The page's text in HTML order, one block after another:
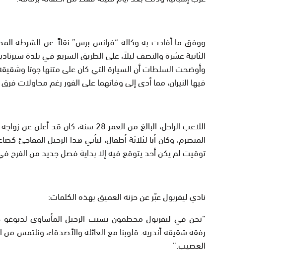
ووفق ما أفادت به وكالة “فرانس برس” نقلاً عن الشرطة
الثانية عشرة والنصف ليلاً، على الطريق السريع في بلدة
وأوضحت السلطات أن السيارة التي كان على متنها جوتا
فيها النيران، مما أدى إلى وفاتهما على الفور رغم محاولات فرق
المنصرم، وكان أبا لثلاثة أطفال، ليأتي هذا الرحيل المفاجئ
توقيت لم يكن أحد يتوقع فيه إلا بداية فصل جديد من الفرح
نادي ليفربول عبّر عن حزنه العميق بهذه الكلمات:
“نحن في ليفربول محطمون بسبب الرحيل المأساوي لديوغو
رفقة شقيقه أندريه. قلوبنا مع العائلة والأصدقاء،
العصيب.”